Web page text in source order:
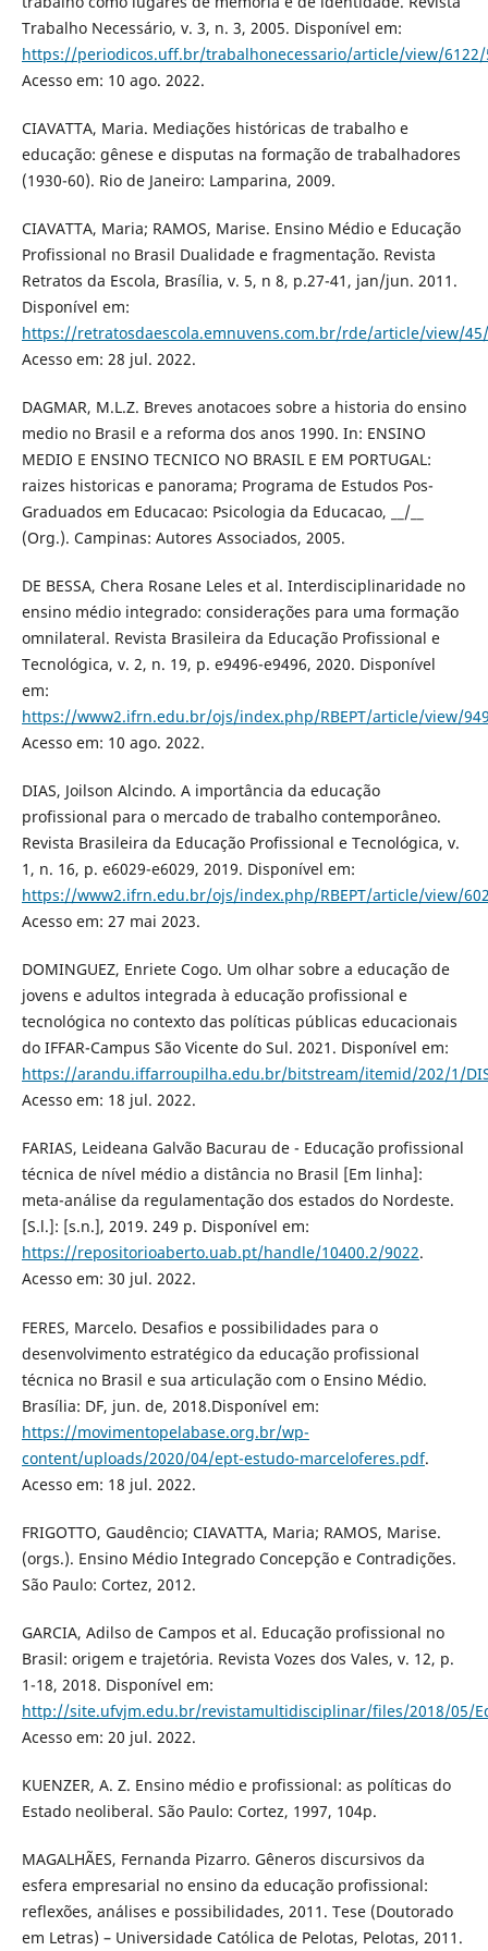
Trabalho Necessário, v. 3, n. 3, 2005. Disponível em:
https://periodicos.uff.br/trabalhonecessario/article/view/6122/
Acesso em: 10 ago. 2022.
CIAVATTA, Maria. Mediações históricas de trabalho e
educação: gênese e disputas na formação de trabalhadores
(1930-60). Rio de Janeiro: Lamparina, 2009.
CIAVATTA, Maria; RAMOS, Marise. Ensino Médio e Educação
Profissional no Brasil Dualidade e fragmentação. Revista
Retratos da Escola, Brasília, v. 5, n 8, p.27-41, jan/jun. 2011.
Disponível em:
https://retratosdaescola.emnuvens.com.br/rde/article/view/
Acesso em: 28 jul. 2022.
DAGMAR, M.L.Z. Breves anotacoes sobre a historia do ensino
medio no Brasil e a reforma dos anos 1990. In: ENSINO
MEDIO E ENSINO TECNICO NO BRASIL E EM PORTUGAL:
raizes historicas e panorama; Programa de Estudos Pos-
Graduados em Educacao: Psicologia da Educacao, __/__
(Org.). Campinas: Autores Associados, 2005.
DE BESSA, Chera Rosane Leles et al. Interdisciplinaridade no
ensino médio integrado: considerações para uma formação
omnilateral. Revista Brasileira da Educação Profissional e
Tecnológica, v. 2, n. 19, p. e9496-e9496, 2020. Disponível
em:
https://www2.ifrn.edu.br/ojs/index.php/RBEPT/article/view/
Acesso em: 10 ago. 2022.
DIAS, Joilson Alcindo. A importância da educação
profissional para o mercado de trabalho contemporâneo.
Revista Brasileira da Educação Profissional e Tecnológica, v.
1, n. 16, p. e6029-e6029, 2019. Disponível em:
https://www2.ifrn.edu.br/ojs/index.php/RBEPT/article/view/
Acesso em: 27 mai 2023.
DOMINGUEZ, Enriete Cogo. Um olhar sobre a educação de
jovens e adultos integrada à educação profissional e
tecnológica no contexto das políticas públicas educacionais
do IFFAR-Campus São Vicente do Sul. 2021. Disponível em:
https://arandu.iffarroupilha.edu.br/bitstream/itemid/202/1/
Acesso em: 18 jul. 2022.
FARIAS, Leideana Galvão Bacurau de - Educação profissional
técnica de nível médio a distância no Brasil [Em linha]:
meta-análise da regulamentação dos estados do Nordeste.
[S.l.]: [s.n.], 2019. 249 p. Disponível em:
https://repositorioaberto.uab.pt/handle/10400.2/9022.
Acesso em: 30 jul. 2022.
FERES, Marcelo. Desafios e possibilidades para o
desenvolvimento estratégico da educação profissional
técnica no Brasil e sua articulação com o Ensino Médio.
Brasília: DF, jun. de, 2018.Disponível em:
https://movimentopelabase.org.br/wp-
content/uploads/2020/04/ept-estudo-marceloferes.pdf.
Acesso em: 18 jul. 2022.
FRIGOTTO, Gaudêncio; CIAVATTA, Maria; RAMOS, Marise.
(orgs.). Ensino Médio Integrado Concepção e Contradições.
São Paulo: Cortez, 2012.
GARCIA, Adilso de Campos et al. Educação profissional no
Brasil: origem e trajetória. Revista Vozes dos Vales, v. 12, p.
1-18, 2018. Disponível em:
http://site.ufvjm.edu.br/revistamultidisciplinar/files/2018/05/
Acesso em: 20 jul. 2022.
KUENZER, A. Z. Ensino médio e profissional: as políticas do
Estado neoliberal. São Paulo: Cortez, 1997, 104p.
MAGALHÃES, Fernanda Pizarro. Gêneros discursivos da
esfera empresarial no ensino da educação profissional:
reflexões, análises e possibilidades, 2011. Tese (Doutorado
em Letras) – Universidade Católica de Pelotas, Pelotas, 2011.